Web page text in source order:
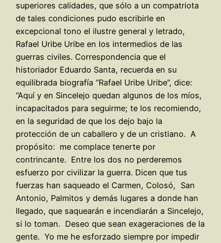
superiores calidades, que sólo a un compatriota
de tales condiciones pudo escribirle en
excepcional tono el ilustre general y letrado,
Rafael Uribe Uribe en los intermedios de las
guerras civiles. Correspondencia que el
historiador Eduardo Santa, recuerda en su
equilibrada biografía “Rafael Uribe Uribe”, dice:
“Aquí y en Sincelejo quedan algunos de los míos,
incapacitados para seguirme; te los recomiendo,
en la seguridad de que los dejo bajo la
protección de un caballero y de un cristiano. A
propósito: me complace tenerte por
contrincante. Entre los dos no perderemos
esfuerzo por civilizar la guerra. Dicen que tus
fuerzas han saqueado el Carmen, Colosó, San
Antonio, Palmitos y demás lugares a donde han
llegado, que saquearán e incendiarán a Sincelejo,
si lo toman. Deseo que sean exageraciones de la
gente. Yo me he esforzado siempre por impedir